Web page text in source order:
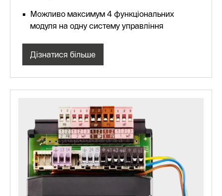
Можливо максимум 4 функціональних
модуля на одну систему управління
Дізнатися більше